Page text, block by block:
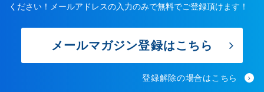
ください！メールアドレスの入力のみで無料でご登録頂けます！
メールマガジン登録はこちら
登録解除の場合はこちら